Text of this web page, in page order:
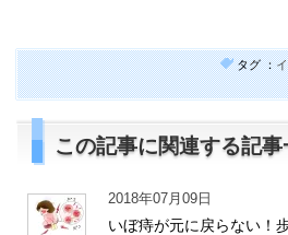
タグ ：
この記事に関連する記事
2018年07月09日
いぼ痔が元に戻らない！